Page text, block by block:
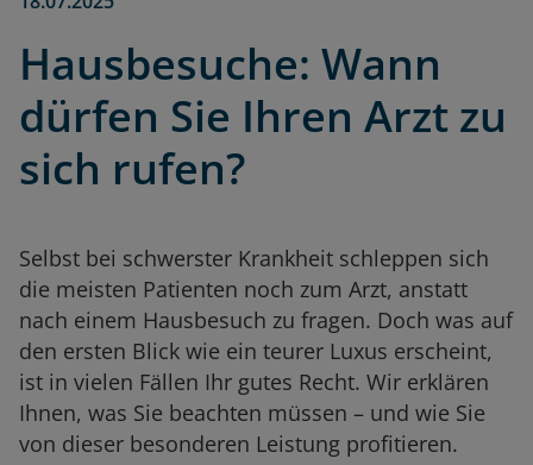
Hausbesuche: Wann
dürfen Sie Ihren Arzt zu
sich rufen?
Selbst bei schwerster Krankheit schleppen sich
die meisten Patienten noch zum Arzt, anstatt
nach einem Hausbesuch zu fragen. Doch was auf
den ersten Blick wie ein teurer Luxus erscheint,
ist in vielen Fällen Ihr gutes Recht. Wir erklären
Ihnen, was Sie beachten müssen – und wie Sie
von dieser besonderen Leistung profitieren.